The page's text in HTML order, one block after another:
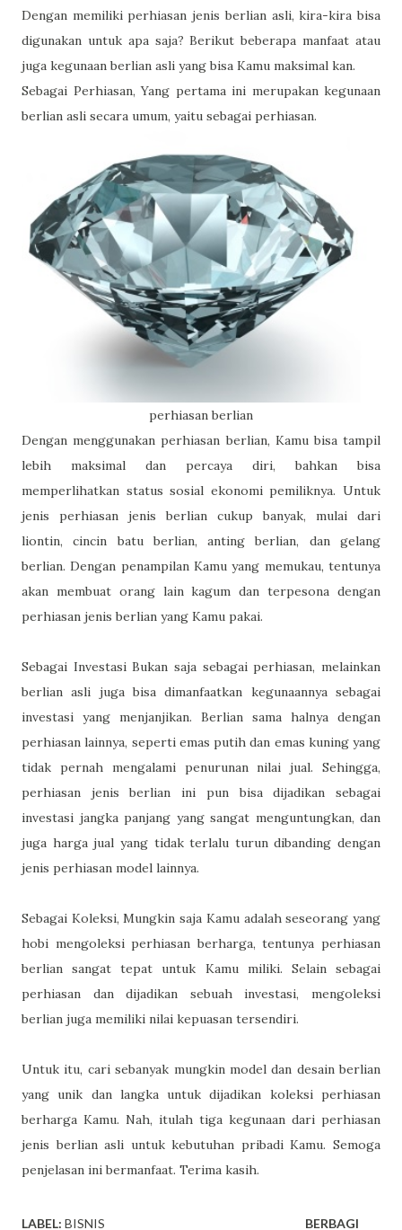
Dengan memiliki perhiasan jenis berlian asli, kira-kira bisa
digunakan untuk apa saja? Berikut beberapa manfaat atau
juga kegunaan berlian asli yang bisa Kamu maksimal kan.
Sebagai Perhiasan, Yang pertama ini merupakan kegunaan
berlian asli secara umum, yaitu sebagai perhiasan.
perhiasan berlian
Dengan menggunakan perhiasan berlian, Kamu bisa tampil
lebih maksimal dan percaya diri, bahkan bisa
memperlihatkan status sosial ekonomi pemiliknya. Untuk
jenis perhiasan jenis berlian cukup banyak, mulai dari
liontin, cincin batu berlian, anting berlian, dan gelang
berlian. Dengan penampilan Kamu yang memukau, tentunya
akan membuat orang lain kagum dan terpesona dengan
perhiasan jenis berlian yang Kamu pakai.
Sebagai Investasi Bukan saja sebagai perhiasan, melainkan
berlian asli juga bisa dimanfaatkan kegunaannya sebagai
investasi yang menjanjikan. Berlian sama halnya dengan
perhiasan lainnya, seperti emas putih dan emas kuning yang
tidak pernah mengalami penurunan nilai jual. Sehingga,
perhiasan jenis berlian ini pun bisa dijadikan sebagai
investasi jangka panjang yang sangat menguntungkan, dan
juga harga jual yang tidak terlalu turun dibanding dengan
jenis perhiasan model lainnya.
Sebagai Koleksi, Mungkin saja Kamu adalah seseorang yang
hobi mengoleksi perhiasan berharga, tentunya perhiasan
berlian sangat tepat untuk Kamu miliki. Selain sebagai
perhiasan dan dijadikan sebuah investasi, mengoleksi
berlian juga memiliki nilai kepuasan tersendiri.
Untuk itu, cari sebanyak mungkin model dan desain berlian
yang unik dan langka untuk dijadikan koleksi perhiasan
berharga Kamu. Nah, itulah tiga kegunaan dari perhiasan
jenis berlian asli untuk kebutuhan pribadi Kamu. Semoga
penjelasan ini bermanfaat. Terima kasih.
LABEL: BISNIS BERBAGI